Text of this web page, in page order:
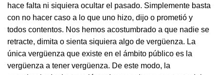
hace falta ni siquiera ocultar el pasado. Simplemente basta
con no hacer caso a lo que uno hizo, dijo o prometió y
todos contentos. Nos hemos acostumbrado a que nadie se
retracte, dimita o sienta siquiera algo de vergüenza. La
única vergüenza que existe en el ámbito público es la
vergüenza a tener vergüenza. De este modo, la